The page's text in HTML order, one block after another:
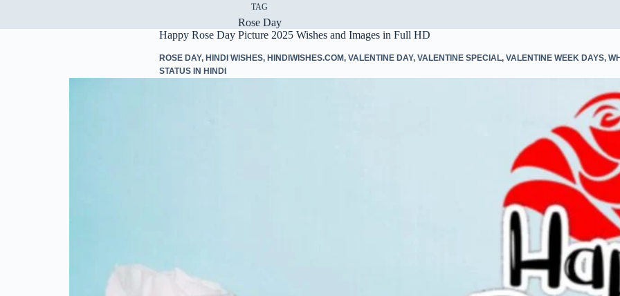
TAG
Rose Day
Happy Rose Day Picture 2025 Wishes and Images in Full HD
ROSE DAY, HINDI WISHES, HINDIWISHES.COM, VALENTINE DAY, VALENTINE SPECIAL, VALENTINE WEEK DAYS,
STATUS IN HINDI